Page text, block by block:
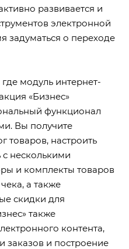
развивается и
электронной
о переходе
модуль интернет-
«Бизнес»
функционал
Вы получите
товаров, настроить
с несколькими
и комплекты товаров
а также
скидки для
также
контента,
заказов и построение